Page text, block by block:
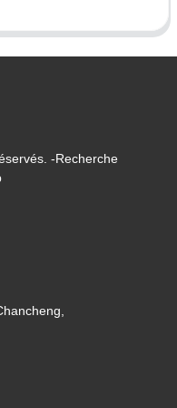
-Recherche